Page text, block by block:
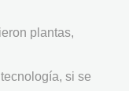
plantas,
si se